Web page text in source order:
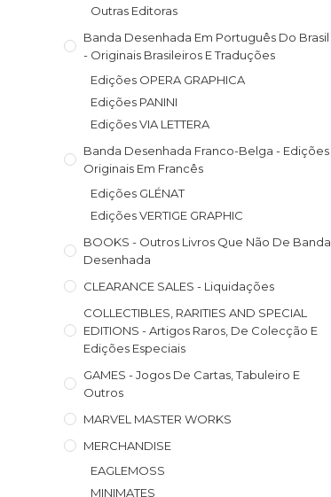
Outras Editoras
Banda Desenhada Em Português Do Brasil
- Originais Brasileiros E Traduções
Edições OPERA GRAPHICA
Edições PANINI
Edições VIA LETTERA
Banda Desenhada Franco-Belga - Edições
Originais Em Francês
Edições GLÉNAT
Edições VERTIGE GRAPHIC
BOOKS - Outros Livros Que Não De Banda
Desenhada
CLEARANCE SALES - Liquidações
COLLECTIBLES, RARITIES AND SPECIAL
EDITIONS - Artigos Raros, De Colecção E
Edições Especiais
GAMES - Jogos De Cartas, Tabuleiro E
Outros
MARVEL MASTER WORKS
MERCHANDISE
EAGLEMOSS
MINIMATES